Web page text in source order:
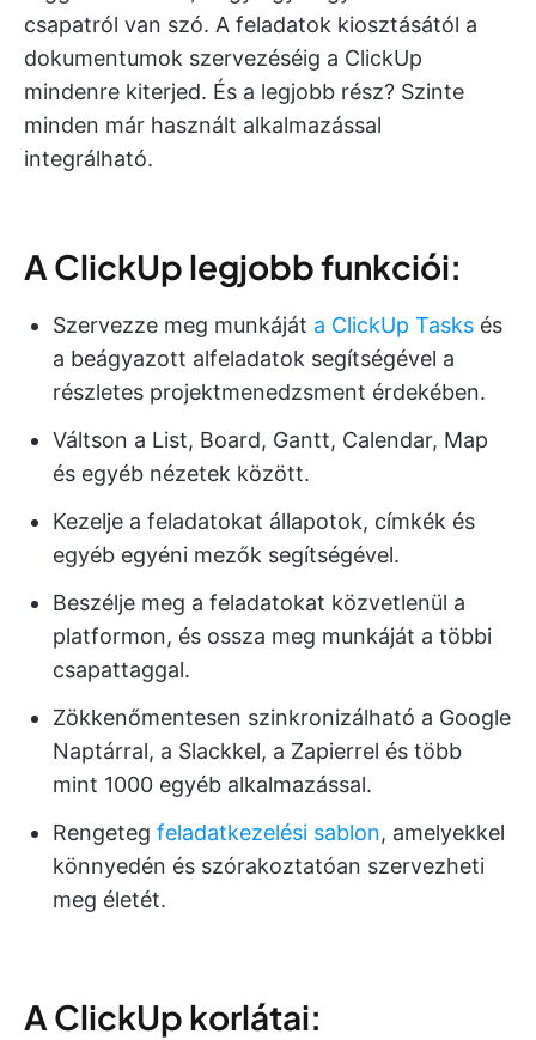
csapatról van szó. A feladatok kiosztásától a
dokumentumok szervezéséig a ClickUp
mindenre kiterjed. És a legjobb rész? Szinte
minden már használt alkalmazással
integrálható.
A ClickUp legjobb funkciói:
Szervezze meg munkáját a ClickUp Tasks és
a beágyazott alfeladatok segítségével a
részletes projektmenedzsment érdekében.
Váltson a List, Board, Gantt, Calendar, Map
és egyéb nézetek között.
Kezelje a feladatokat állapotok, címkék és
egyéb egyéni mezők segítségével.
Beszélje meg a feladatokat közvetlenül a
platformon, és ossza meg munkáját a többi
csapattaggal.
Zökkenőmentesen szinkronizálható a Google
Naptárral, a Slackkel, a Zapierrel és több
mint 1000 egyéb alkalmazással.
Rengeteg feladatkezelési sablon, amelyekkel
könnyedén és szórakoztatóan szervezheti
meg életét.
A ClickUp korlátai: